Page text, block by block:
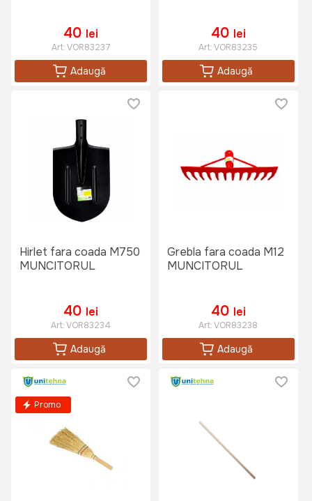
40 lei
Art:VOR83237
Adaugă
40 lei
Art:VOR83235
Adaugă
Hirlet fara coada M750
MUNCITORUL
40 lei
Art:VOR83234
Adaugă
Grebla fara coada M12
MUNCITORUL
40 lei
Art:VOR83238
Adaugă
Promo